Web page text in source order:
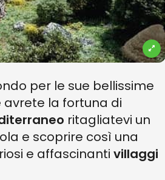
per le sue bellissime
avrete la fortuna di
ritagliatevi un
e scoprire così una
e affascinanti villaggi